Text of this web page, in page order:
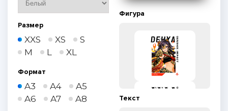
Размер
XXS XS
S
M
L XL
Формат
A3 A4
A5
A6
A7 A8
Фигура
Текст